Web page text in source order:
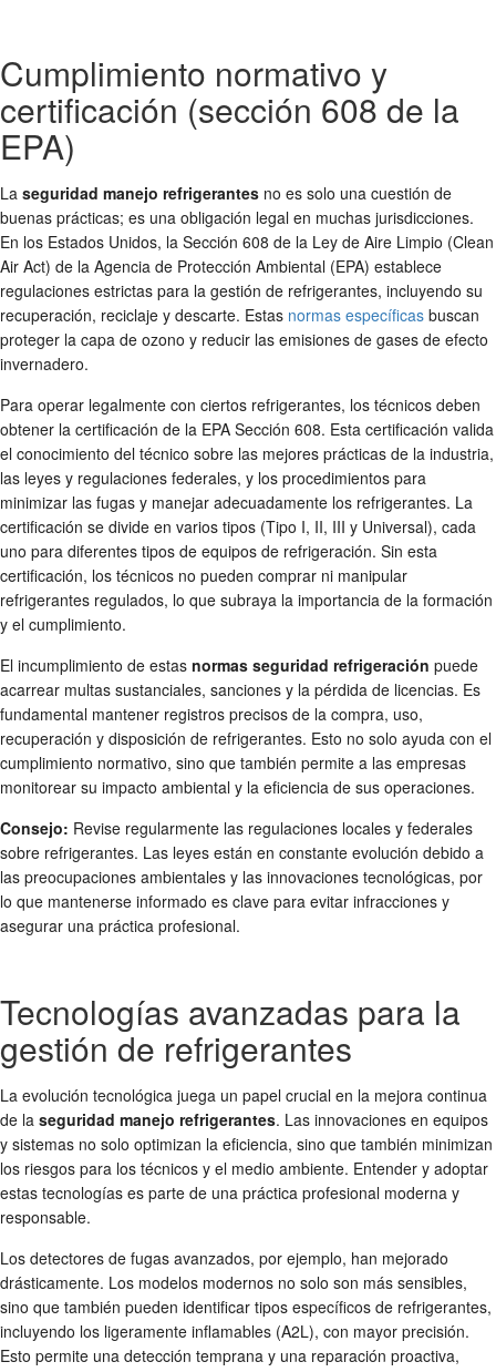
Cumplimiento normativo y
certificación (sección 608 de la
EPA)
La seguridad manejo refrigerantes no es solo una cuestión de
buenas prácticas; es una obligación legal en muchas jurisdicciones.
En los Estados Unidos, la Sección 608 de la Ley de Aire Limpio (Clean
Air Act) de la Agencia de Protección Ambiental (EPA) establece
regulaciones estrictas para la gestión de refrigerantes, incluyendo su
recuperación, reciclaje y descarte. Estas normas específicas buscan
proteger la capa de ozono y reducir las emisiones de gases de efecto
invernadero.
Para operar legalmente con ciertos refrigerantes, los técnicos deben
obtener la certificación de la EPA Sección 608. Esta certificación valida
el conocimiento del técnico sobre las mejores prácticas de la industria,
las leyes y regulaciones federales, y los procedimientos para
minimizar las fugas y manejar adecuadamente los refrigerantes. La
certificación se divide en varios tipos (Tipo I, II, III y Universal), cada
uno para diferentes tipos de equipos de refrigeración. Sin esta
certificación, los técnicos no pueden comprar ni manipular
refrigerantes regulados, lo que subraya la importancia de la formación
y el cumplimiento.
El incumplimiento de estas normas seguridad refrigeración puede
acarrear multas sustanciales, sanciones y la pérdida de licencias. Es
fundamental mantener registros precisos de la compra, uso,
recuperación y disposición de refrigerantes. Esto no solo ayuda con el
cumplimiento normativo, sino que también permite a las empresas
monitorear su impacto ambiental y la eficiencia de sus operaciones.
Consejo: Revise regularmente las regulaciones locales y federales
sobre refrigerantes. Las leyes están en constante evolución debido a
las preocupaciones ambientales y las innovaciones tecnológicas, por
lo que mantenerse informado es clave para evitar infracciones y
asegurar una práctica profesional.
Tecnologías avanzadas para la
gestión de refrigerantes
La evolución tecnológica juega un papel crucial en la mejora continua
de la seguridad manejo refrigerantes. Las innovaciones en equipos
y sistemas no solo optimizan la eficiencia, sino que también minimizan
los riesgos para los técnicos y el medio ambiente. Entender y adoptar
estas tecnologías es parte de una práctica profesional moderna y
responsable.
Los detectores de fugas avanzados, por ejemplo, han mejorado
drásticamente. Los modelos modernos no solo son más sensibles,
sino que también pueden identificar tipos específicos de refrigerantes,
incluyendo los ligeramente inflamables (A2L), con mayor precisión.
Esto permite una detección temprana y una reparación proactiva,